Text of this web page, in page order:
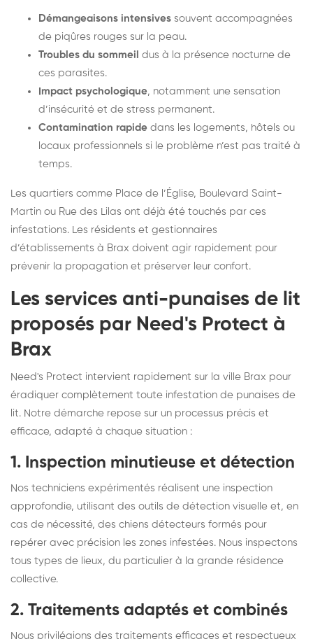
Démangeaisons intensives souvent accompagnées
de piqûres rouges sur la peau.
Troubles du sommeil dus à la présence nocturne de
ces parasites.
Impact psychologique, notamment une sensation
d’insécurité et de stress permanent.
Contamination rapide dans les logements, hôtels ou
locaux professionnels si le problème n’est pas traité à
temps.
Les quartiers comme Place de l’Église, Boulevard Saint-
Martin ou Rue des Lilas ont déjà été touchés par ces
infestations. Les résidents et gestionnaires
d’établissements à Brax doivent agir rapidement pour
prévenir la propagation et préserver leur confort.
Les services anti-punaises de lit
proposés par Need's Protect à
Brax
Need's Protect intervient rapidement sur la ville Brax pour
éradiquer complètement toute infestation de punaises de
lit. Notre démarche repose sur un processus précis et
efficace, adapté à chaque situation :
1. Inspection minutieuse et détection
Nos techniciens expérimentés réalisent une inspection
approfondie, utilisant des outils de détection visuelle et, en
cas de nécessité, des chiens détecteurs formés pour
repérer avec précision les zones infestées. Nous inspectons
tous types de lieux, du particulier à la grande résidence
collective.
2. Traitements adaptés et combinés
Nous privilégions des traitements efficaces et respectueux